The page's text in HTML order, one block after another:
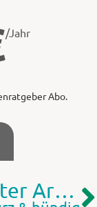
/Jahr
Abo.
Nächster Artikel